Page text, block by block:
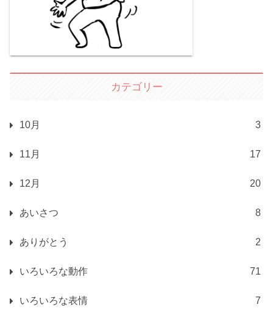
カテゴリー
10月 3
11月 17
12月 20
あいさつ 8
ありがとう 2
いろいろな動作 71
いろいろな表情 7